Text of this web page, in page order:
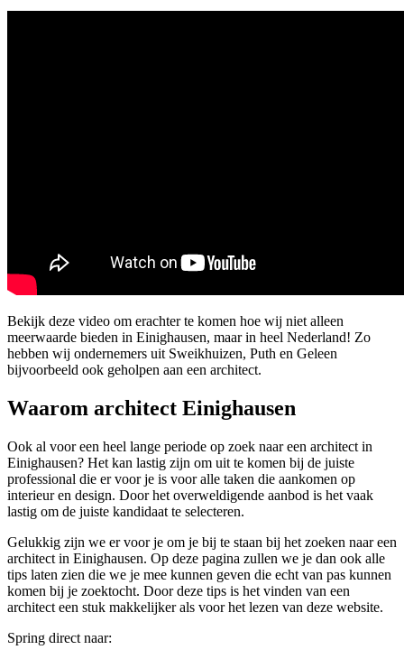
Bekijk deze video om erachter te komen hoe wij niet alleen
meerwaarde bieden in Einighausen, maar in heel Nederland! Zo
hebben wij ondernemers uit Sweikhuizen, Puth en Geleen
bijvoorbeeld ook geholpen aan een architect.
Waarom architect Einighausen
Ook al voor een heel lange periode op zoek naar een architect in
Einighausen? Het kan lastig zijn om uit te komen bij de juiste
professional die er voor je is voor alle taken die aankomen op
interieur en design. Door het overweldigende aanbod is het vaak
lastig om de juiste kandidaat te selecteren.
Gelukkig zijn we er voor je om je bij te staan bij het zoeken naar een
architect in Einighausen. Op deze pagina zullen we je dan ook alle
tips laten zien die we je mee kunnen geven die echt van pas kunnen
komen bij je zoektocht. Door deze tips is het vinden van een
architect een stuk makkelijker als voor het lezen van deze website.
Spring direct naar: